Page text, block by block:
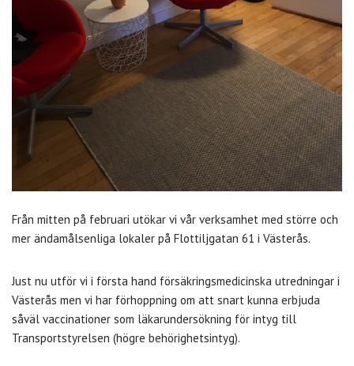
Från mitten på februari utökar vi vår verksamhet med större och
mer ändamålsenliga lokaler på Flottiljgatan 61 i Västerås.
Just nu utför vi i första hand försäkringsmedicinska utredningar i
Västerås men vi har förhoppning om att snart kunna erbjuda
såväl vaccinationer som läkarundersökning för intyg till
Transportstyrelsen (högre behörighetsintyg).